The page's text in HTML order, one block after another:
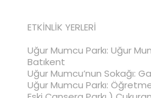
ETKİNLİK YERLERİ
Uğur Mumcu Parkı: Uğur
Batıkent
Uğur Mumcu’nun Sokağı:
Uğur Mumcu Parkı: